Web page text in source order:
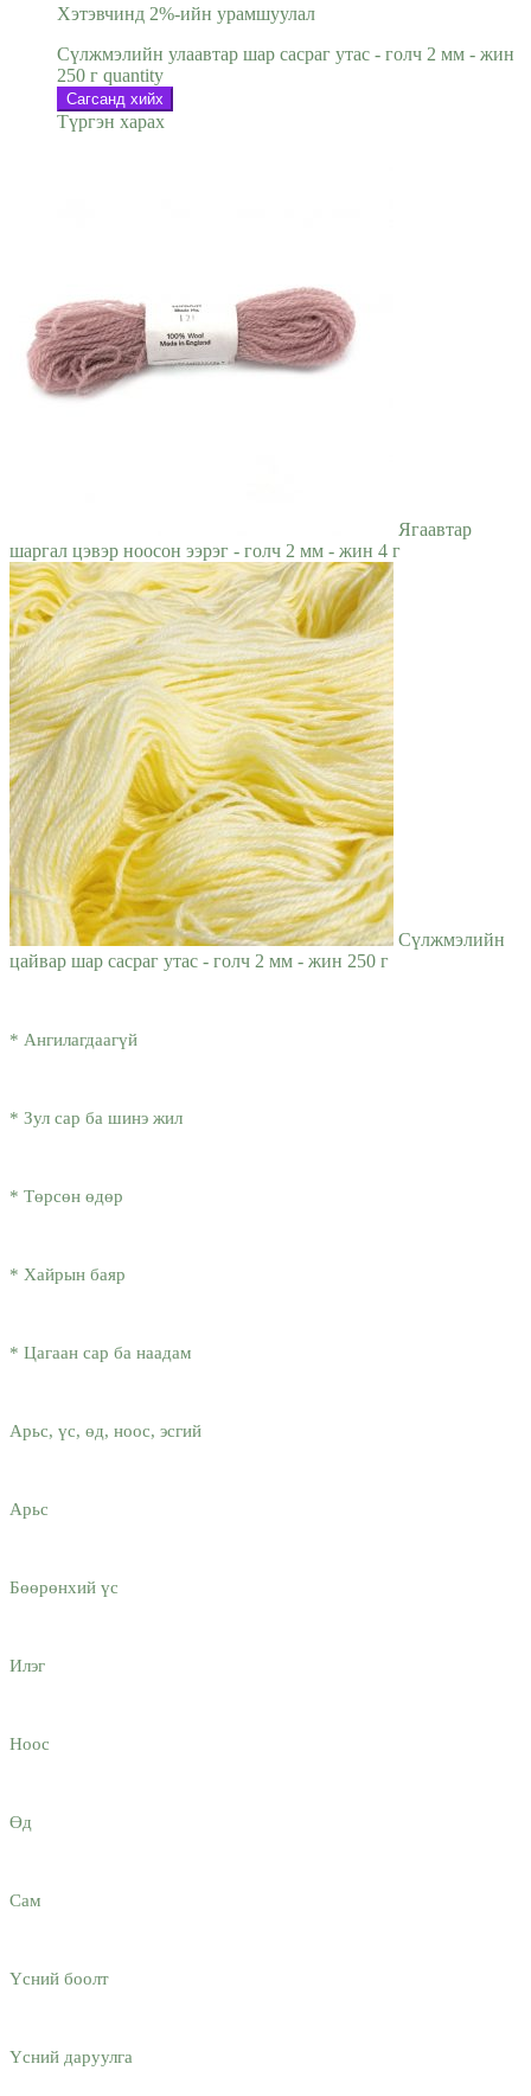
Хэтэвчинд 2%-ийн урамшуулал
Сүлжмэлийн улаавтар шар сасраг утас - голч 2 мм - жин
250 г quantity
Сагсанд хийх
Түргэн харах
Ягаавтар
шаргал цэвэр ноосон ээрэг - голч 2 мм - жин 4 г
Сүлжмэлийн
цайвар шар сасраг утас - голч 2 мм - жин 250 г
* Ангилагдаагүй
* Зул сар ба шинэ жил
* Төрсөн өдөр
* Хайрын баяр
* Цагаан сар ба наадам
Арьс, үс, өд, ноос, эсгий
Арьс
Бөөрөнхий үс
Илэг
Ноос
Өд
Сам
Үсний боолт
Үсний даруулга